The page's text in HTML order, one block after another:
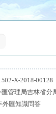
X-2018-00128
匯管理局吉林省分
外匯知識問答